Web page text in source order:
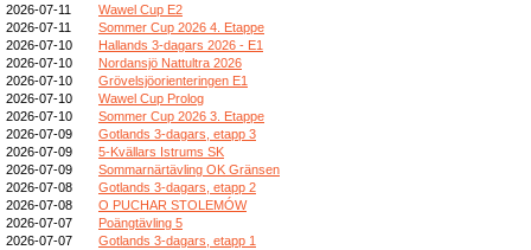
2026-07-11
Wawel Cup E2
2026-07-11
Sommer Cup 2026 4. Etappe
2026-07-10
Hallands 3-dagars 2026 - E1
2026-07-10
Nordansjö Nattultra 2026
2026-07-10
Grövelsjöorienteringen E1
2026-07-10
Wawel Cup Prolog
2026-07-10
Sommer Cup 2026 3. Etappe
2026-07-09
Gotlands 3-dagars, etapp 3
2026-07-09
5-Kvällars Istrums SK
2026-07-09
Sommarnärtävling OK Gränsen
2026-07-08
Gotlands 3-dagars, etapp 2
2026-07-08
O PUCHAR STOLEMÓW
2026-07-07
Poängtävling 5
2026-07-07
Gotlands 3-dagars, etapp 1